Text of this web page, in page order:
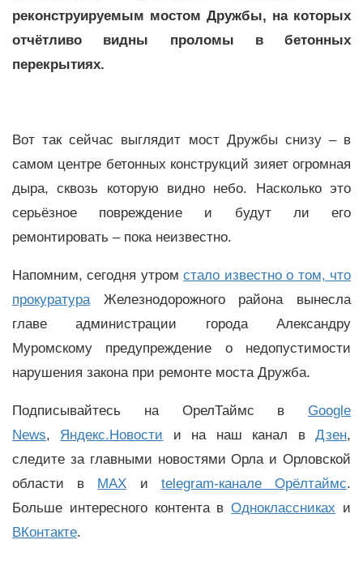
реконструируемым мостом Дружбы, на которых
отчётливо видны проломы в бетонных
перекрытиях.
Вот так сейчас выглядит мост Дружбы снизу – в
самом центре бетонных конструкций зияет огромная
дыра, сквозь которую видно небо. Насколько это
серьёзное повреждение и будут ли его
ремонтировать – пока неизвестно.
Напомним, сегодня утромстало известно о том, что
прокуратураЖелезнодорожного района вынесла
главе администрации города Александру
Муромскому предупреждение о недопустимости
нарушения закона при ремонте моста Дружба.
Подписывайтесь на ОрелТаймс в Google
News, Яндекс.Новости и на наш канал вДзен,
следите за главными новостями Орла и Орловской
области в MAX и telegram-канале Орёлтаймс.
Больше интересного контента вОдноклассниках и
ВКонтакте.